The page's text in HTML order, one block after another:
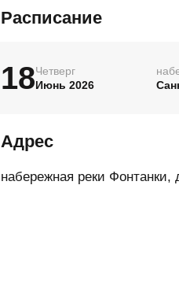
Расписание
18Четверг
Июнь 2026
Адрес
набережная реки Фонтанки,